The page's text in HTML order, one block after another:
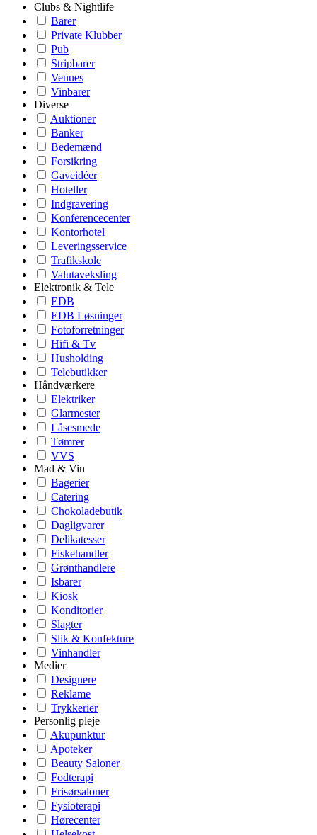
Clubs & Nightlife
Barer
Private Klubber
Pub
Stripbarer
Venues
Vinbarer
Diverse
Auktioner
Banker
Bedemænd
Forsikring
Gaveidéer
Hoteller
Indgravering
Konferencecenter
Kontorhotel
Leveringsservice
Trafikskole
Valutaveksling
Elektronik & Tele
EDB
EDB Løsninger
Fotoforretninger
Hifi & Tv
Husholding
Telebutikker
Håndværkere
Elektriker
Glarmester
Låsesmede
Tømrer
VVS
Mad & Vin
Bagerier
Catering
Chokoladebutik
Dagligvarer
Delikatesser
Fiskehandler
Grønthandlere
Isbarer
Kiosk
Konditorier
Slagter
Slik & Konfekture
Vinhandler
Medier
Designere
Reklame
Trykkerier
Personlig pleje
Akupunktur
Apoteker
Beauty Saloner
Fodterapi
Frisørsaloner
Fysioterapi
Hørecenter